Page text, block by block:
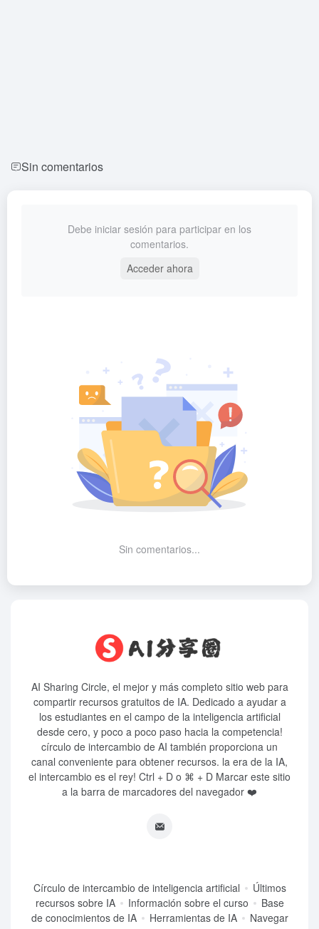
Sin comentarios
Debe iniciar sesión para participar en los
comentarios.
Acceder ahora
Sin comentarios...
AI Sharing Circle, el mejor y más completo sitio web para
compartir recursos gratuitos de IA. Dedicado a ayudar a
los estudiantes en el campo de la inteligencia artificial
desde cero, y poco a poco paso hacia la competencia!
círculo de intercambio de AI también proporciona un
canal conveniente para obtener recursos. la era de la IA,
el intercambio es el rey! Ctrl + D o ⌘ + D Marcar este sitio
a la barra de marcadores del navegador ❤️
Círculo de intercambio de inteligencia artificial
Últimos
recursos sobre IA
Información sobre el curso
Base
de conocimientos de IA
Herramientas de IA
Navegar